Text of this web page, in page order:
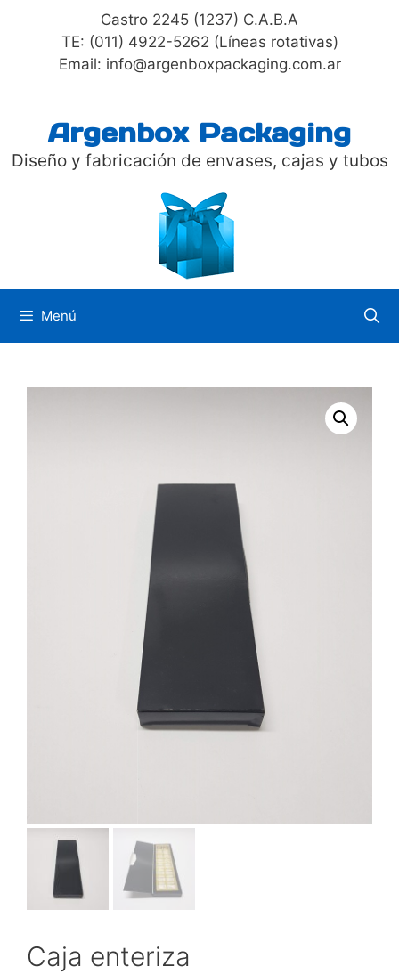
contenido
Castro 2245 (1237) C.A.B.A
TE: (011) 4922-5262 (Líneas rotativas)
Email: info@argenboxpackaging.com.ar
Argenbox Packaging
Diseño y fabricación de envases, cajas y tubos
Menú
Caja enteriza